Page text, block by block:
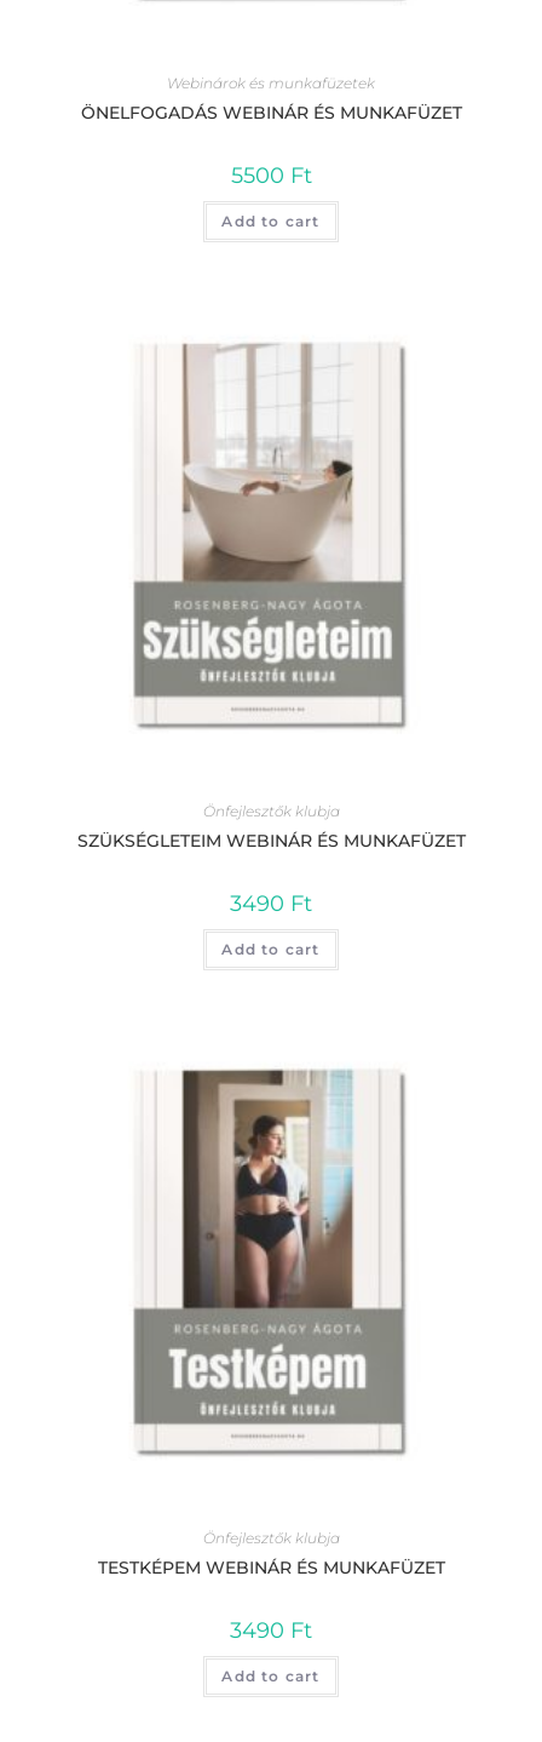
Webinárok és munkafüzetek
ÖNELFOGADÁS WEBINÁR ÉS MUNKAFÜZET
5500 Ft
Add to cart
Önfejlesztők klubja
SZÜKSÉGLETEIM WEBINÁR ÉS MUNKAFÜZET
3490 Ft
Add to cart
Önfejlesztők klubja
TESTKÉPEM WEBINÁR ÉS MUNKAFÜZET
3490 Ft
Add to cart